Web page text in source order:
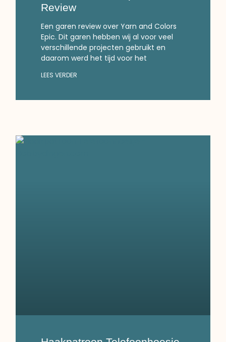
Review
Een garen review over Yarn and Colors
Epic. Dit garen hebben wij al voor veel
verschillende projecten gebruikt en
daarom werd het tijd voor het
LEES VERDER